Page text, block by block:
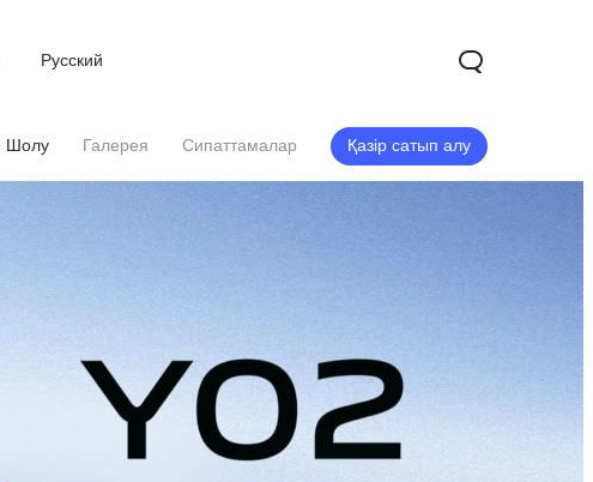
Русский
X200 X200 FE жаңа
Шолу Галерея Сипаттамалар Қазір сатып алу